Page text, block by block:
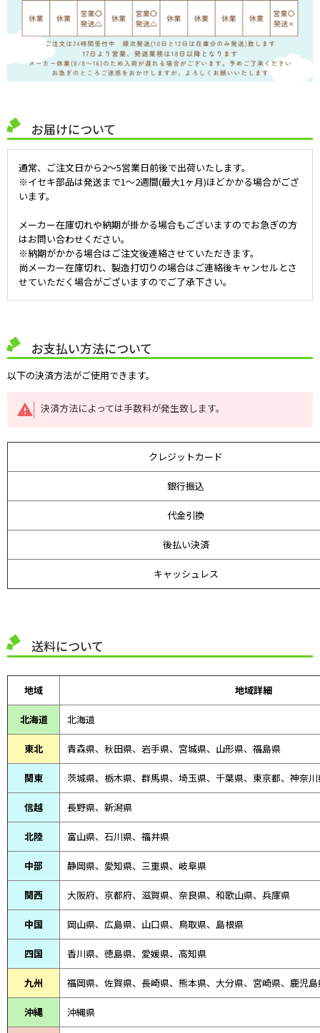
お届けについて
通常、ご注文日から2～5営業日前後で出荷いたします。
※イセキ部品は発送まで1～2週間(最大1ヶ月)ほどかかる場合がござ
います。
メーカー在庫切れや納期が掛かる場合もございますのでお急ぎの方
はお問い合わせください。
※納期がかかる場合はご注文後連絡させていただきます。
尚メーカー在庫切れ、製造打切りの場合はご連絡後キャンセルとさ
せていただく場合がございますのでご了承下さい。
お支払い方法について
以下の決済方法がご使用できます。
決済方法によっては手数料が発生致します。
クレジットカード
銀行振込
代金引換
後払い決済
キャッシュレス
送料について
地域 地域詳細
北海道 北海道
東北 青森県、 秋田県、 岩手県、宮城県、山形県、福島県
関東 茨城県、栃木県、群馬県、埼玉県、千葉県、東京都、神奈
信越 長野県、新潟県
北陸 富山県、 石川県、 福井県
中部 静岡県、 愛知県、 三重県、 岐阜県
関西 大阪府、京都府、滋賀県、奈良県、和歌山県、兵庫県
中国 岡山県、広島県、山口県、鳥取県、島根県
四国 香川県、徳島県、愛媛県、高知県
九州 福岡県、佐賀県、長崎県、熊本県、大分県、宮崎県、鹿児
沖縄 沖縄県